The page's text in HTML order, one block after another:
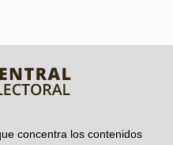
concentra los contenidos